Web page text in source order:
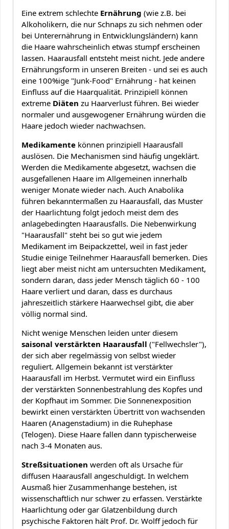
Eine extrem schlechte Ernährung (wie z.B. bei
Alkoholikern, die nur Schnaps zu sich nehmen oder
bei Unterernährung in Entwicklungsländern) kann
die Haare wahrscheinlich etwas stumpf erscheinen
lassen. Haarausfall entsteht meist nicht. Jede andere
Ernährungsform in unseren Breiten - und sei es auch
eine 100%ige "Junk-Food" Ernährung - hat keinen
Einfluss auf die Haarqualität. Prinzipiell können
extreme Diäten zu Haarverlust führen. Bei wieder
normaler und ausgewogener Ernährung würden die
Haare jedoch wieder nachwachsen.
Medikamente können prinzipiell Haarausfall
auslösen. Die Mechanismen sind häufig ungeklärt.
Werden die Medikamente abgesetzt, wachsen die
ausgefallenen Haare im Allgemeinen innerhalb
weniger Monate wieder nach. Auch Anabolika
führen bekanntermaßen zu Haarausfall, das Muster
der Haarlichtung folgt jedoch meist dem des
anlagebedingten Haarausfalls. Die Nebenwirkung
"Haarausfall" steht bei so gut wie jedem
Medikament im Beipackzettel, weil in fast jeder
Studie einige Teilnehmer Haarausfall bemerken. Dies
liegt aber meist nicht am untersuchten Medikament,
sondern daran, dass jeder Mensch täglich 60 - 100
Haare verliert und daran, dass es durchaus
jahreszeitlich stärkere Haarwechsel gibt, die aber
völlig normal sind.
Nicht wenige Menschen leiden unter diesem
saisonal verstärkten Haarausfall ("Fellwechsler"),
der sich aber regelmässig von selbst wieder
reguliert. Allgemein bekannt ist verstärkter
Haarausfall im Herbst. Vermutet wird ein Einfluss
der verstärkten Sonnenbestrahlung des Kopfes und
der Kopfhaut im Sommer. Die Sonnenexposition
bewirkt einen verstärkten Übertritt von wachsenden
Haaren (Anagenstadium) in die Ruhephase
(Telogen). Diese Haare fallen dann typischerweise
nach 3-4 Monaten aus.
Streßsituationen werden oft als Ursache für
diffusen Haarausfall angeschuldigt. In welchem
Ausmaß hier Zusammenhange bestehen, ist
wissenschaftlich nur schwer zu erfassen. Verstärkte
Haarlichtung oder gar Glatzenbildung durch
psychische Faktoren hält Prof. Dr. Wolff jedoch für